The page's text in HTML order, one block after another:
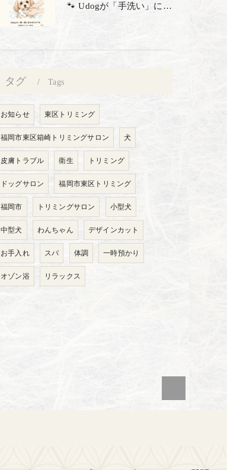
🐾 Udogが「手洗い」にこだわる理由 🐾 トリミングサロン...
タグ Tags
お知らせ 東区トリミング
福岡市東区箱崎トリミングサロン 犬
皮膚トラブル 衛生 トリミング
ドッグサロン 福岡市東区トリミング
福岡市 トリミングサロン 小型犬
中型犬 わんちゃん デザインカット
お手入れ スパ 体調 一時預かり
オゾン浴 リラックス